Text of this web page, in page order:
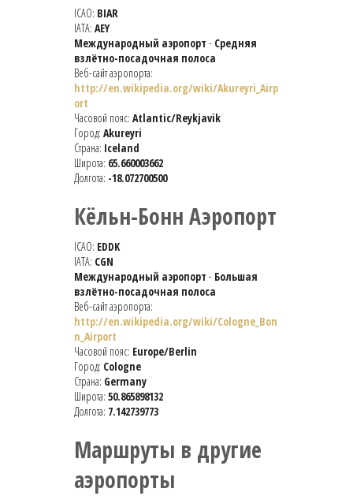
ICAO: BIAR
IATA: AEY
Международный аэропорт - Средняя
взлётно-посадочная полоса
Веб-сайт аэропорта:
http://en.wikipedia.org/wiki/Akureyri_Airp
ort
Часовой пояс: Atlantic/Reykjavik
Город: Akureyri
Страна: Iceland
Широта: 65.660003662
Долгота: -18.072700500
Кёльн-Бонн Аэропорт
ICAO: EDDK
IATA: CGN
Международный аэропорт - Большая
взлётно-посадочная полоса
Веб-сайт аэропорта:
http://en.wikipedia.org/wiki/Cologne_Bon
n_Airport
Часовой пояс: Europe/Berlin
Город: Cologne
Страна: Germany
Широта: 50.865898132
Долгота: 7.142739773
Маршруты в другие
аэропорты